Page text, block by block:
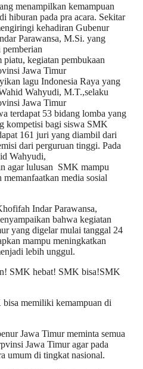
menampilkan kemampuan
hiburan pada pra acara. Sekitar
kehadiran Gubenur
Parawansa, M.Si. yang
pemberian
piatu, kegiatan pembukaan
Jawa Timur
lagu Indonesia Raya yang
Wahyudi, M.T.,selaku
Jawa Timur
terdapat 53 bidang lomba yang
kompetisi bagi siswa SMK
161 juri yang diambil dari
dari perguruan tinggi. Pada
Wahyudi,
agar lulusan SMK mampu
media sosial
Indar Parawansa,
bahwa kegiatan
yang digelar mulai tanggal 24
mampu meningkatkan
lebih unggul.
SMK hebat! SMK bisa!SMK
memiliki kemampuan di
Jawa Timur meminta semua
Jawa Timur agar pada
umum di tingkat nasional.